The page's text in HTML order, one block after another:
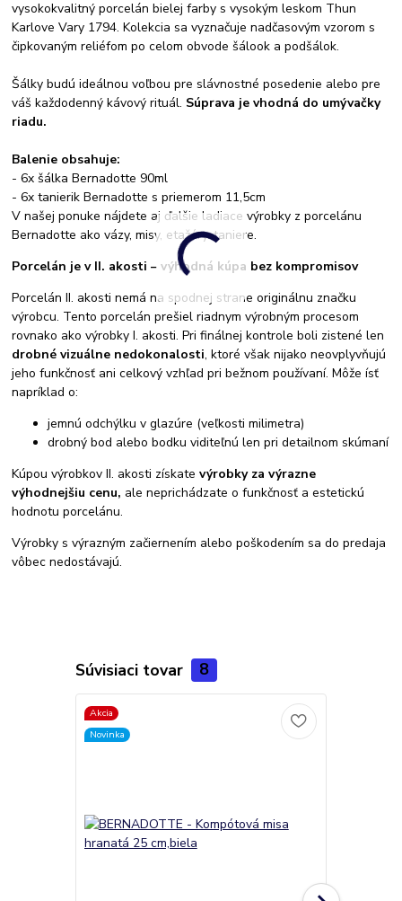
vysokokvalitný porcelán bielej farby s vysokým leskom Thun
Karlove Vary 1794. Kolekcia sa vyznačuje nadčasovým vzorom s
čipkovaným reliéfom po celom obvode šálook a podšálok.
Šálky budú ideálnou voľbou pre slávnostné posedenie alebo pre
váš každodenný kávový rituál. Súprava je vhodná do umývačky
riadu.
Balenie obsahuje:
- 6x šálka Bernadotte 90ml
- 6x tanierik Bernadotte s priemerom 11,5cm
V našej ponuke nájdete aj ďalšie ladiace výrobky z porcelánu
Bernadotte ako vázy, misy, etažéry. taniere.
Porcelán je v II. akosti – výhodná kúpa bez kompromisov
Porcelán II. akosti nemá na spodnej strane originálnu značku
výrobcu. Tento porcelán prešiel riadnym výrobným procesom
rovnako ako výrobky I. akosti. Pri finálnej kontrole boli zistené len
drobné vizuálne nedokonalosti, ktoré však nijako neovplyvňujú
jeho funkčnosť ani celkový vzhľad pri bežnom používaní. Môže ísť
napríklad o:
jemnú odchýlku v glazúre (veľkosti milimetra)
drobný bod alebo bodku viditeľnú len pri detailnom skúmaní
Kúpou výrobkov II. akosti získatevýrobky za výrazne
výhodnejšiu cenu, ale neprichádzate o funkčnosť a estetickú
hodnotu porcelánu.
Výrobky s výrazným začiernením alebo poškodením sa do predaja
vôbec nedostávajú.
Súvisiaci tovar 8
Akcia
Novinka